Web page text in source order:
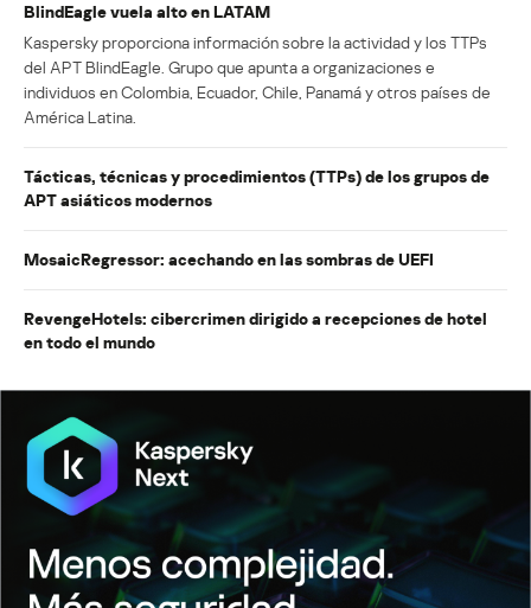
BlindEagle vuela alto en LATAM
Kaspersky proporciona información sobre la actividad y los TTPs
del APT BlindEagle. Grupo que apunta a organizaciones e
individuos en Colombia, Ecuador, Chile, Panamá y otros países de
América Latina.
Tácticas, técnicas y procedimientos (TTPs) de los grupos de
APT asiáticos modernos
MosaicRegressor: acechando en las sombras de UEFI
RevengeHotels: cibercrimen dirigido a recepciones de hotel
en todo el mundo